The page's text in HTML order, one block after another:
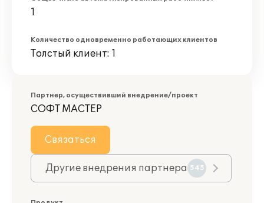
1
Количество одновременно работающих клиентов
Толстый клиент: 1
Партнер, осуществивший внедрение/проект
СОФТ МАСТЕР
Связаться
Другие внедрения партнера 545